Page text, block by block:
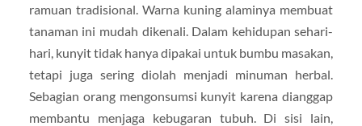
ramuan tradisional. Warna kuning alaminya membuat
tanaman ini mudah dikenali. Dalam kehidupan sehari-
hari, kunyit tidak hanya dipakai untuk bumbu masakan,
tetapi juga sering diolah menjadi minuman herbal.
Sebagian orang mengonsumsi kunyit karena dianggap
membantu menjaga kebugaran tubuh. Di sisi lain,